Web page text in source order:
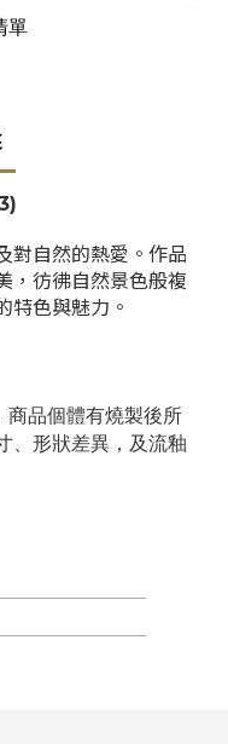
單
)
對自然的熱愛。作品
，彷彿自然景色般複
特色與魅力。
商品個體有燒製後所
、形狀差異，及流釉